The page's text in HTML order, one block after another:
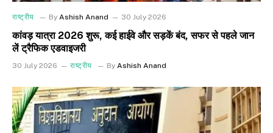
राष्ट्रीय By Ashish Anand 30 July 2026
कांवड़ यात्रा 2026 शुरू, कई हाईवे और सड़कें बंद, सफर से पहले जान
लें ट्रैफिक एडवाइजरी
30 July 2026 राष्ट्रीय By Ashish Anand